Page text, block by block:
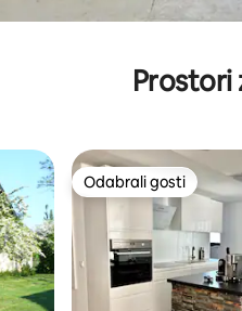
Prostori
„Odabrali gosti”
Odabrali gosti
Odabrali gosti